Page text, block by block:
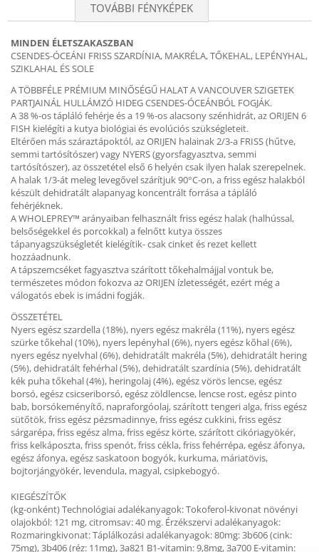
TOVÁBBI FÉNYKÉPEK
MINDEN ÉLETSZAKASZBAN
CSENDES-ÓCEÁNI FRISS SZARDÍNIA, MAKRÉLA, TŐKEHAL, LEPÉNYHAL,
SZIKLAHAL ÉS SOLE
A TÖBBFÉLE PRÉMIUM MINŐSÉGŰ HALAT A VANCOUVER SZIGETEK
PARTJAINÁL HULLÁMZÓ HIDEG CSENDES-ÓCEÁNBÓL FOGJÁK.
A 38 %-os tápláló fehérje és a 19 %-os alacsony szénhidrát, az ORIJEN 6
FISH kielégíti a kutya biológiai és evolúciós szükségleteit.
Eltérően más száraztápoktól, az ORIJEN halainak 2/3-a FRISS (hűtve,
semmi tartósítószer) vagy NYERS (gyorsfagyasztva, semmi
tartósítószer), az összetétel első 6 helyén csak ilyen halak szerepelnek.
A halak 1/3-át meleg levegővel szárítjuk 90°C-on, a friss egész halakból
készült dehidratált alapanyag koncentrált forrása a tápláló
fehérjéknek.
A WHOLEPREY™ arányaiban felhasznált friss egész halak (halhússal,
belsőségekkel és porcokkal) a felnőtt kutya összes
tápanyagszükségletét kielégítik- csak cinket és rezet kellett
hozzáadnunk.
A tápszemcséket fagyasztva szárított tőkehalmájjal vontuk be,
természetes módon fokozva az ORIJEN ízletességét, ezért még a
válogatós ebek is imádni fogják.
ÖSSZETÉTEL
Nyers egész szardella (18%), nyers egész makréla (11%), nyers egész
szürke tőkehal (10%), nyers lepényhal (6%), nyers egész kőhal (6%),
nyers egész nyelvhal (6%), dehidratált makréla (5%), dehidratált hering
(5%), dehidratált fehérhal (5%), dehidratált szardínia (5%), dehidratált
kék puha tőkehal (4%), heringolaj (4%), egész vörös lencse, egész
borsó, egész csicseriborsó, egész zöldlencse, lencse rost, egész pinto
bab, borsókeményítő, napraforgóolaj, szárított tengeri alga, friss egész
sütőtök, friss egész pézsmadinnye, friss egész cukkini, friss egész
sárgarépa, friss egész alma, friss egész körte, szárított cikóriagyökér,
friss kelkáposzta, friss spenót, friss cékla, friss fehérrépa, egész áfonya,
egész áfonya, egész saskatoon bogyók, kurkuma, máriatövis,
bojtorjángyökér, levendula, magyal, csipkebogyó.
KIEGÉSZÍTŐK
(kg-onként) Technológiai adalékanyagok: Tokoferol-kivonat növényi
olajokból: 121 mg, citromsav: 40 mg. Érzékszervi adalékanyagok:
Rozmaringkivonat: Táplálkozási adalékanyagok: 80mg: 3b606 (cink:
75mg), 3b406 (réz: 11mg), 3a821 B1-vitamin: 9,8mg, 3a700 E-vitamin: